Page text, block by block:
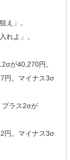
え」。
れよ」。
が40,270円。
円。マイナス3σ
プラス2σが
円。マイナス3σ